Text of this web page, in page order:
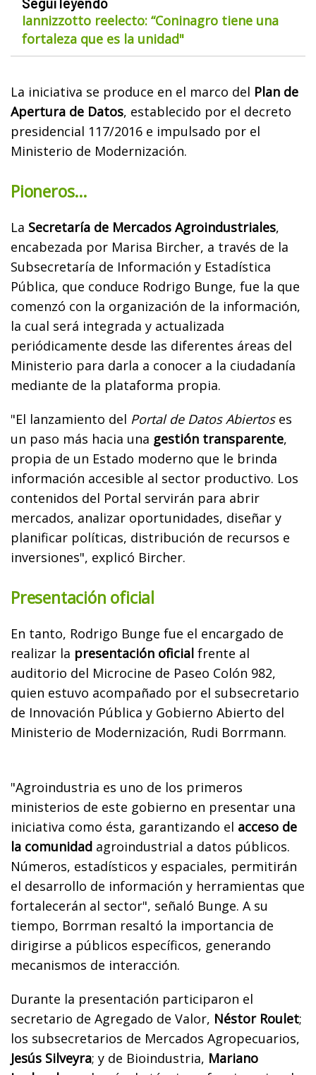
Iannizzotto reelecto: “Coninagro tiene una
fortaleza que es la unidad"
La iniciativa se produce en el marco del Plan de
Apertura de Datos, establecido por el decreto
presidencial 117/2016 e impulsado por el
Ministerio de Modernización.
Pioneros…
La Secretaría de Mercados Agroindustriales,
encabezada por Marisa Bircher, a través de la
Subsecretaría de Información y Estadística
Pública, que conduce Rodrigo Bunge, fue la que
comenzó con la organización de la información,
la cual será integrada y actualizada
periódicamente desde las diferentes áreas del
Ministerio para darla a conocer a la ciudadanía
mediante de la plataforma propia.
"El lanzamiento del Portal de Datos Abiertoses
un paso más hacia una gestión transparente,
propia de un Estado moderno que le brinda
información accesible al sector productivo. Los
contenidos del Portal servirán para abrir
mercados, analizar oportunidades, diseñar y
planificar políticas, distribución de recursos e
inversiones", explicó Bircher.
Presentación oficial
En tanto, Rodrigo Bunge fue el encargado de
realizar la presentación oficial frente al
auditorio del Microcine de Paseo Colón 982,
quien estuvo acompañado por el subsecretario
de Innovación Pública y Gobierno Abierto del
Ministerio de Modernización, Rudi Borrmann.
"Agroindustria es uno de los primeros
ministerios de este gobierno en presentar una
iniciativa como ésta, garantizando el acceso de
la comunidad agroindustrial a datos públicos.
Números, estadísticos y espaciales, permitirán
el desarrollo de información y herramientas que
fortalecerán al sector", señaló Bunge. A su
tiempo, Borrman resaltó la importancia de
dirigirse a públicos específicos, generando
mecanismos de interacción.
Durante la presentación participaron el
secretario de Agregado de Valor, Néstor Roulet;
los subsecretarios de Mercados Agropecuarios,
Jesús Silveyra; y de Bioindustria, Mariano